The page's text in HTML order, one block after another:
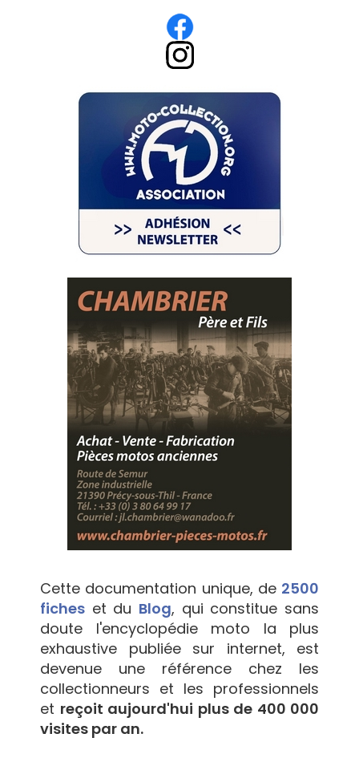
Cette documentation unique, de 2500
fiches et du Blog, qui constitue sans
doute l'encyclopédie moto la plus
exhaustive publiée sur internet, est
devenue une référence chez les
collectionneurs et les professionnels
et reçoit aujourd'hui plus de 400 000
visites par an.